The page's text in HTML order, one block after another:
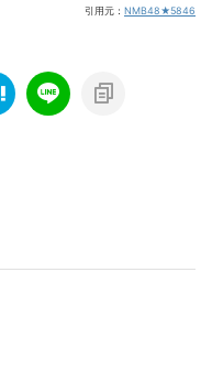
引用元： NMB48★5846